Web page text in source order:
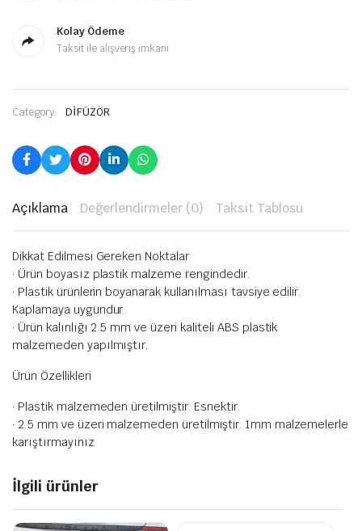
Kolay Ödeme
Taksit ile alışveriş imkanı
Category: DİFÜZÖR
Açıklama Değerlendirmeler (0) Taksit Tablosu
Dikkat Edilmesi Gereken Noktalar
· Ürün boyasız plastik malzeme rengindedir.
· Plastik ürünlerin boyanarak kullanılması tavsiye edilir.
Kaplamaya uygundur.
· Ürün kalınlığı 2.5 mm ve üzeri kaliteli ABS plastik
malzemeden yapılmıştır.
Ürün Özellikleri
· Plastik malzemeden üretilmiştir. Esnektir.
· 2.5 mm ve üzeri malzemeden üretilmiştir. 1mm malzemelerle
karıştırmayınız
İlgili ürünler